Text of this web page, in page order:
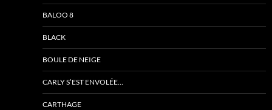
BALOO 8
BLACK
BOULE DE NEIGE
CARLY S’EST ENVOLÉE…
CARTHAGE